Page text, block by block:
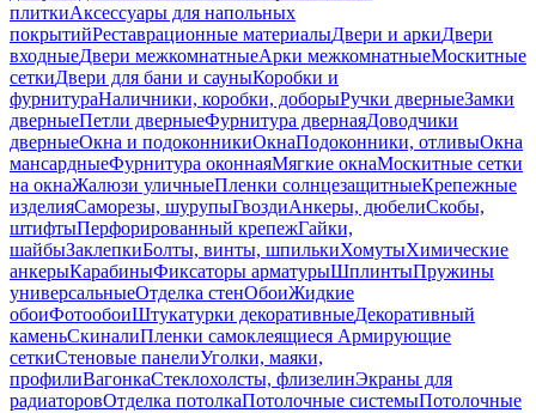
плиткиАксессуары для напольных
покрытийРеставрационные материалыДвери и аркиДвери
входныеДвери межкомнатныеАрки межкомнатныеМоскитные
сеткиДвери для бани и сауныКоробки и
фурнитураНаличники, коробки, доборыРучки дверныеЗамки
дверныеПетли дверныеФурнитура двернаяДоводчики
дверныеОкна и подоконникиОкнаПодоконники, отливыОкна
мансардныеФурнитура оконнаяМягкие окнаМоскитные сетки
на окнаЖалюзи уличныеПленки солнцезащитныеКрепежные
изделияСаморезы, шурупыГвоздиАнкеры, дюбелиСкобы,
штифтыПерфорированный крепежГайки,
шайбыЗаклепкиБолты, винты, шпилькиХомутыХимические
анкерыКарабиныФиксаторы арматурыШплинтыПружины
универсальныеОтделка стенОбоиЖидкие
обоиФотообоиШтукатурки декоративныеДекоративный
каменьСкиналиПленки самоклеящиеся Армирующие
сеткиСтеновые панелиУголки, маяки,
профилиВагонкаСтеклохолсты, флизелинЭкраны для
радиаторовОтделка потолкаПотолочные системыПотолочные